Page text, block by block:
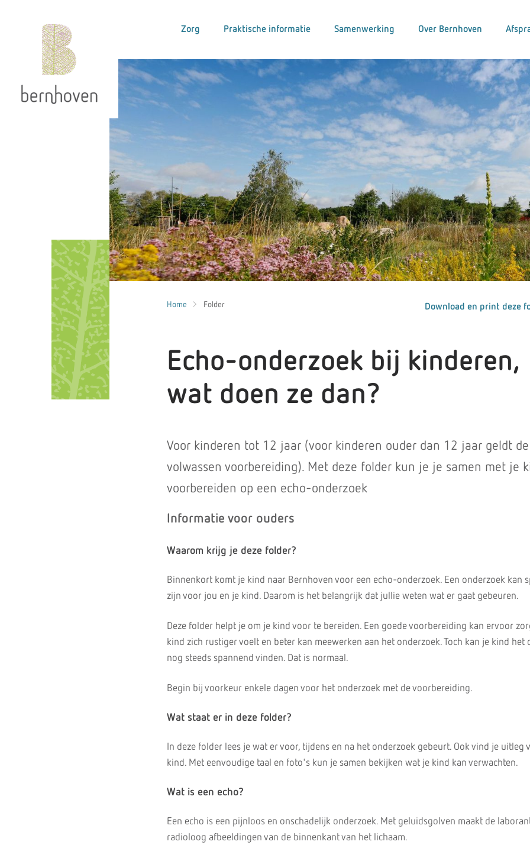
Zorg Praktische informatie Samenwerking Over Bernhoven
Home Folder Download en print deze
Echo-onderzoek bij kinderen,
wat doen ze dan?
Voor kinderen tot 12 jaar (voor kinderen ouder dan 12 jaar geldt de
volwassen voorbereiding). Met deze folder kun je je samen met je
voorbereiden op een echo-onderzoek
Informatie voor ouders
Waarom krijg je deze folder?
Binnenkort komt je kind naar Bernhoven voor een echo-onderzoek. Een onderzoek kan
zijn voor jou en je kind. Daarom is het belangrijk dat jullie weten wat er gaat gebeuren.
Deze folder helpt je om je kind voor te bereiden. Een goede voorbereiding kan ervoor
kind zich rustiger voelt en beter kan meewerken aan het onderzoek. Toch kan je kind het
nog steeds spannend vinden. Dat is normaal.
Begin bij voorkeur enkele dagen voor het onderzoek met de voorbereiding.
Wat staat er in deze folder?
In deze folder lees je wat er voor, tijdens en na het onderzoek gebeurt. Ook vind je uitleg
kind. Met eenvoudige taal en foto's kun je samen bekijken wat je kind kan verwachten.
Wat is een echo?
Een echo is een pijnloos en onschadelijk onderzoek. Met geluidsgolven maakt de
radioloog afbeeldingen van de binnenkant van het lichaam.